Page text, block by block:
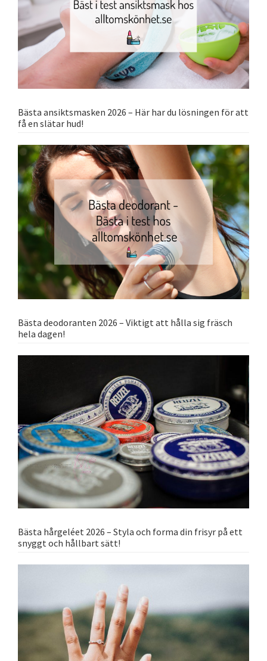
Bästa ansiktsmasken 2026 – Här har du lösningen för att
få en slätar hud!
Bästa deodoranten 2026 – Viktigt att hålla sig fräsch
hela dagen!
Bästa hårgeléet 2026 – Styla och forma din frisyr på ett
snyggt och hållbart sätt!